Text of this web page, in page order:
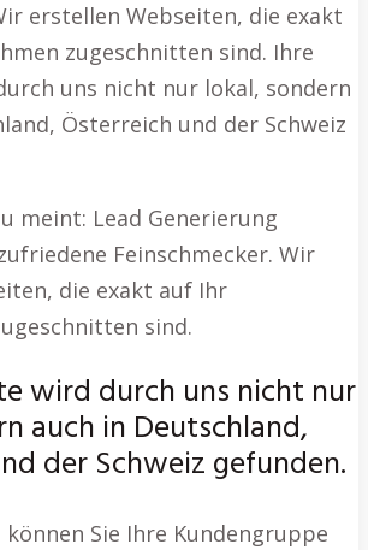
erstellen Webseiten, die exakt
zugeschnitten sind. Ihre
uns nicht nur lokal, sondern
Österreich und der Schweiz
meint: Lead Generierung
Feinschmecker. Wir
die exakt auf Ihr
sind.
wird durch uns nicht nur
auch in Deutschland,
der Schweiz gefunden.
können Sie Ihre Kundengruppe